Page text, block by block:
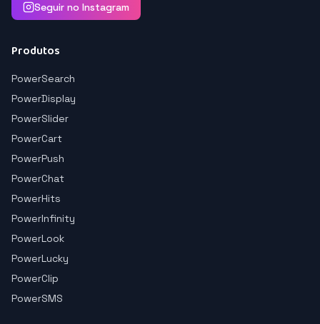
Seguir no Instagram
Produtos
PowerSearch
PowerDisplay
PowerSlider
PowerCart
PowerPush
PowerChat
PowerHits
PowerInfinity
PowerLook
PowerLucky
PowerClip
PowerSMS